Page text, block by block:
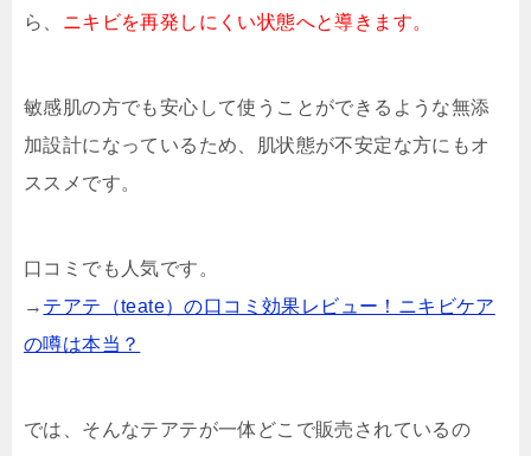
ら、 ニキビを再発しにくい状態へと導きます。
敏感肌の方でも安心して使うことができるような無添
加設計になっているため、肌状態が不安定な方にもオ
ススメです。
口コミでも人気です。
→ テアテ（teate）の口コミ効果レビュー！ニキビケア
の噂は本当？
では、そんなテアテが一体どこで販売されているの